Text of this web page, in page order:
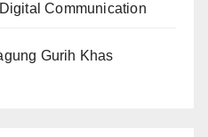
Communication
Gurih Khas